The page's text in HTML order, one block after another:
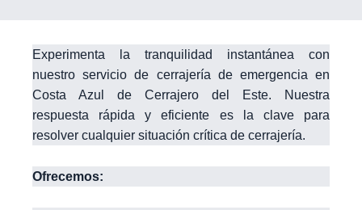
Experimenta la tranquilidad instantánea con
nuestro servicio de cerrajería de emergencia en
Costa Azul de Cerrajero del Este. Nuestra
respuesta rápida y eficiente es la clave para
resolver cualquier situación crítica de cerrajería.
Ofrecemos: